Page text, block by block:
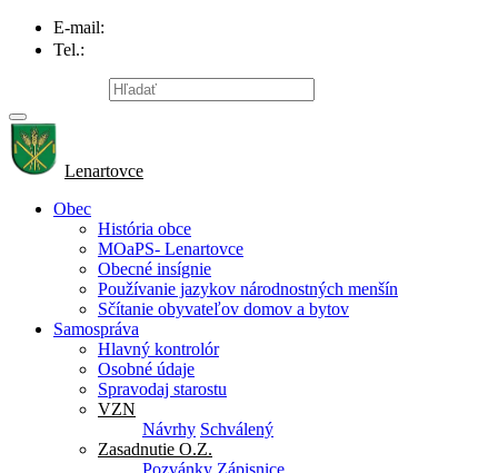
E-mail:
Tel.:
Lenartovce
Obec
História obce
MOaPS- Lenartovce
Obecné insígnie
Používanie jazykov národnostných menšín
Sčítanie obyvateľov domov a bytov
Samospráva
Hlavný kontrolór
Osobné údaje
Spravodaj starostu
VZN
Návrhy Schválený
Zasadnutie O.Z.
Pozvánky Zápisnice